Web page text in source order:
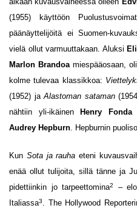
(1955) käyttöön
päänäyttelijöitä ei Suomen-
vielä ollut varmuuttakaan. Aluksi
Marlon Brandoa miespääosaan,
kolme tulevaa klassikkoa:
(1952) jaAlastoman sataman
nähtiin yli-ikäinen
Henry Fonda
Audrey Hepburn. Hepburnin puoliso
Kun Sota ja rauha eteni
enää ollut tulijoita, sillä tänne ja
pidettiinkin jo tarpeettomina2
–
Italiassa3. The Hollywood